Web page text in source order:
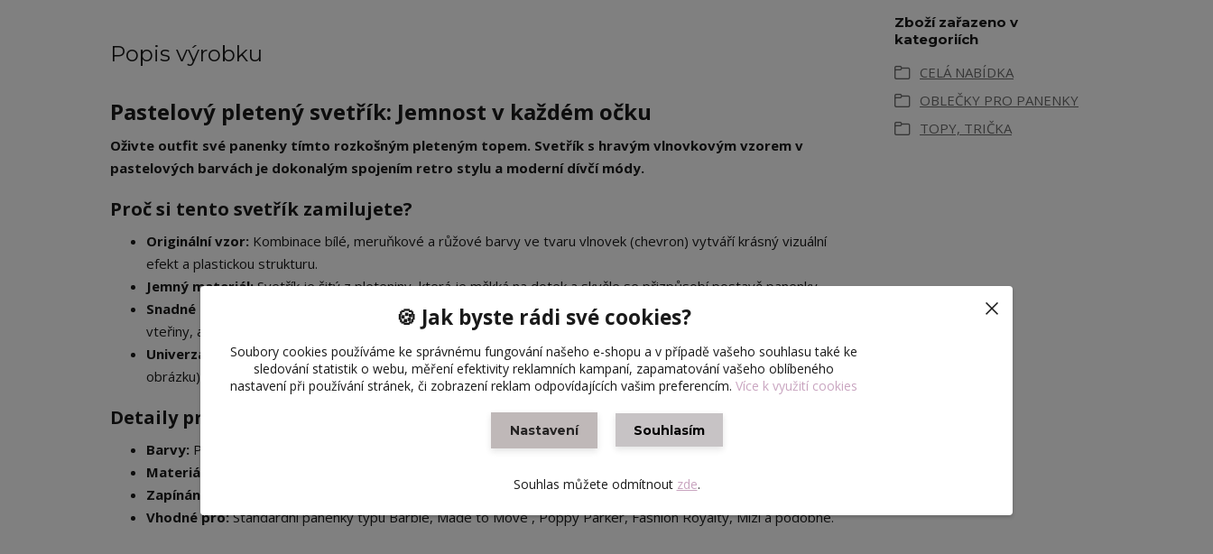
Popis výrobku
Pastelový pletený svetřík: Jemnost v každém očku
Oživte outfit své panenky tímto rozkošným pleteným topem. Svetřík s hravým vlnovkovým vzorem v
pastelových barvách je dokonalým spojením retro stylu a moderní dívčí módy.
​Proč si tento svetřík zamilujete?
Originální vzor: Kombinace bílé, meruňkové a růžové barvy ve tvaru vlnovek (chevron) vytváří krásný vizuální
efekt a plastickou strukturu.
Jemný materiál:Svetřík je šitý z pleteniny, která je měkká na dotek a skvěle se přizpůsobí postavě panenky.
Snadné oblékání:
Na zadní straně je opatřenštíhlým suchým zipem , díky kterému panenku obléknete během
vteřiny, aniž byste jí pocuchali účes.
Univerzální střih:Kratší "crop" střih s krátkým rukávem se skvěle hodí k sukním s vysokým pasem (jako na
obrázku) i k džínám.
​Detaily produktu:
Barvy: Pastelová růžová, meruňková, bílá.
Materiál:
Zapínání:
Vhodné pro:Standardní panenky typu Barbie, Made to Move , Poppy Parker, Fashion Royalty, Mizi a podobné.
Zboží zařazeno v
kategoriích
CELÁ NABÍDKA
OBLEČKY PRO PANENKY
TOPY, TRIČKA
🍪 Jak byste rádi své cookies?
Soubory cookies používáme ke správnému fungování našeho e-shopu a v případě vašeho souhlasu také ke
sledování statistik o webu, měření efektivity reklamních kampaní, zapamatování vašeho oblíbeného
nastavení při používání stránek, či zobrazení reklam odpovídajících vašim preferencím. Více k využití cookies
Nastavení Souhlasím
Souhlas můžete odmítnout zde.